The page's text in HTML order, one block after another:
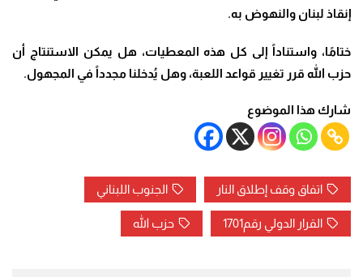
إنقاذ لبنان والنهوض به.
ختامًا، واستناداً إلى كل هذه المعطيات، هل يمكن الاستنتاج أن
حزب الله قرر تغيير قواعد اللعبة، وهل يُدخلنا مجدداً في المجهول.
شارك هذا الموضوع
اتفاق وقف إطلاق النار الجنوب اللبناني
القرار الدولي رقم1701 حزب الله